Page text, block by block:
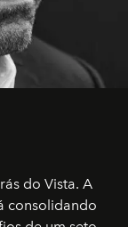
do Vista. A
consolidando